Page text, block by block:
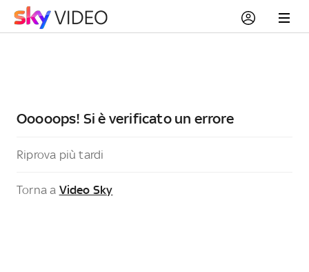
Ooooops! Si è verificato un errore
Riprova più tardi
Torna a Video Sky